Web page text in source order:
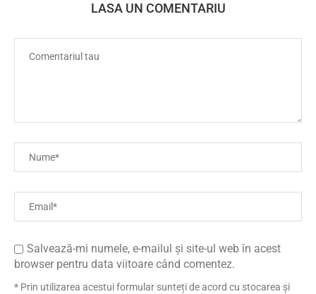
LASA UN COMENTARIU
Salvează-mi numele, e-mailul și site-ul web în acest
browser pentru data viitoare când comentez.
* Prin utilizarea acestui formular sunteți de acord cu stocarea și